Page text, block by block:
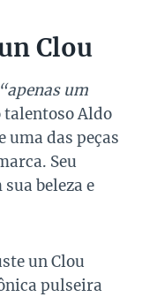
Clou
“apenas um
talentoso Aldo
uma das peças
Seu
beleza e
un Clou
pulseira